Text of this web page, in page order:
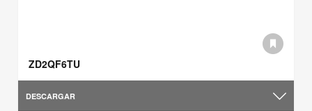
ZD2QF6TU
DESCARGAR